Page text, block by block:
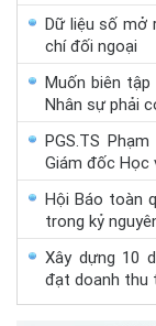
Dữ liệu số mở
chí đối ngoại
Muốn biên
Nhân sự phải
PGS.TS
Giám đốc Học
Hội Báo toàn
trong kỷ
Xây dựng 10
đạt doanh thu